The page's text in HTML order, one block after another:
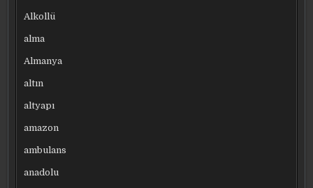
Alkollü
alma
Almanya
altın
altyapı
amazon
ambulans
anadolu